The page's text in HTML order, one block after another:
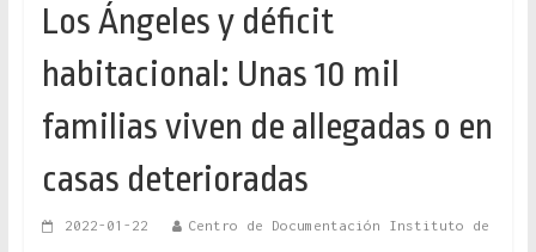
Los Ángeles y déficit
habitacional: Unas 10 mil
familias viven de allegadas o en
casas deterioradas
2022-01-22 Centro de Documentación Instituto de